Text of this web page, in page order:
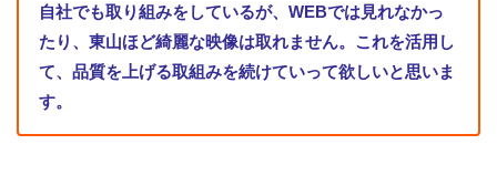
自社でも取り組みをしているが、WEBでは見れなかっ
たり、東山ほど綺麗な映像は取れません。これを活用し
て、品質を上げる取組みを続けていって欲しいと思いま
す。